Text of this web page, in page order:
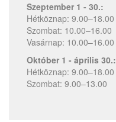
Szeptember 1 - 30.:
Hétköznap: 9.00–18.00
Szombat: 10.00–16.00
Vasárnap: 10.00–16.00
Október 1 - április 30.:
Hétköznap: 9.00–18.00
Szombat: 9.00–13.00